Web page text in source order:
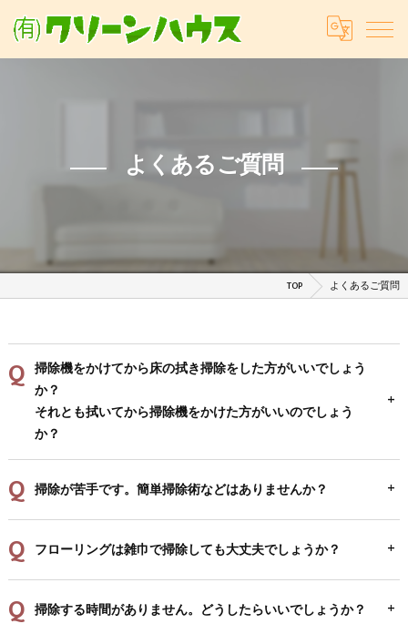
よくあるご質問
TOP よくあるご質問
掃除機をかけてから床の拭き掃除をした方がいいでしょう
か？
それとも拭いてから掃除機をかけた方がいいのでしょう
か？
掃除が苦手です。簡単掃除術などはありませんか？
フローリングは雑巾で掃除しても大丈夫でしょうか？
掃除する時間がありません。どうしたらいいでしょうか？